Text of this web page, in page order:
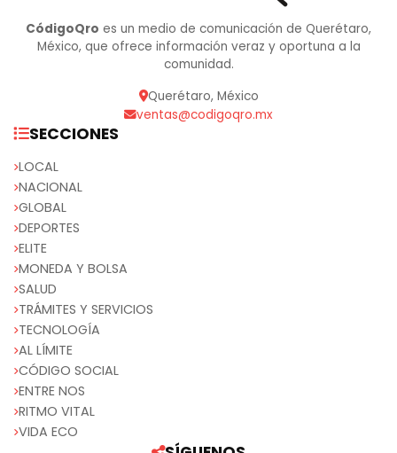
CódigoQro es un medio de comunicación de Querétaro,
México, que ofrece información veraz y oportuna a la
comunidad.
Querétaro, México
ventas@codigoqro.mx
SECCIONES
LOCAL
NACIONAL
GLOBAL
DEPORTES
ELITE
MONEDA Y BOLSA
SALUD
TRÁMITES Y SERVICIOS
TECNOLOGÍA
AL LÍMITE
CÓDIGO SOCIAL
ENTRE NOS
RITMO VITAL
VIDA ECO